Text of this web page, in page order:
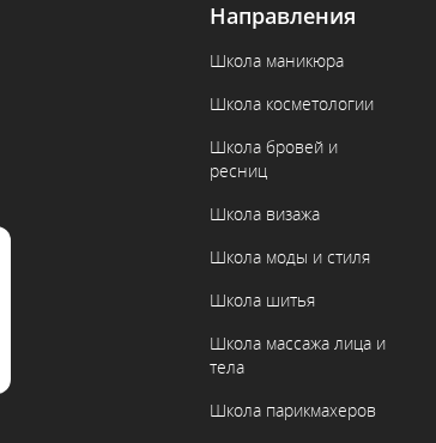
Направления
Школа маникюра
Школа косметологии
Школа бровей и
ресниц
Школа визажа
Школа моды и стиля
Школа шитья
Школа массажа лица и
тела
Школа парикмахеров